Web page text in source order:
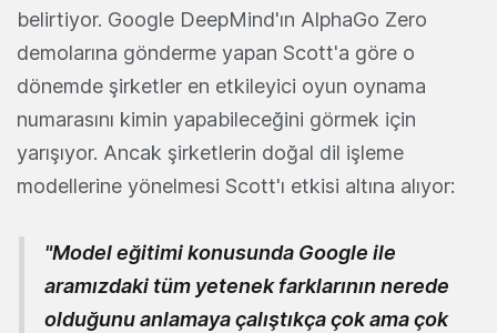
belirtiyor. Google DeepMind'ın AlphaGo Zero
demolarına gönderme yapan Scott'a göre o
dönemde şirketler en etkileyici oyun oynama
numarasını kimin yapabileceğini görmek için
yarışıyor. Ancak şirketlerin doğal dil işleme
modellerine yönelmesi Scott'ı etkisi altına alıyor:
"Model eğitimi konusunda Google ile
aramızdaki tüm yetenek farklarının nerede
olduğunu anlamaya çalıştıkça çok ama çok